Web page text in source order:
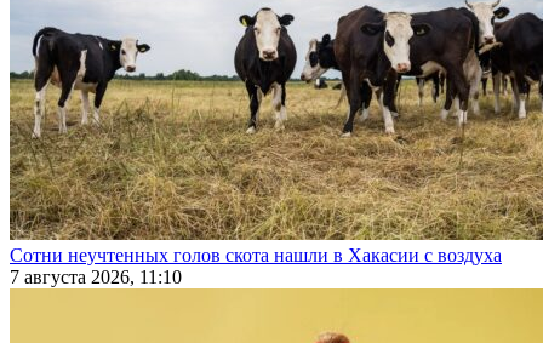
Сотни неучтенных голов скота нашли в Хакасии с воздуха
7 августа 2026, 11:10